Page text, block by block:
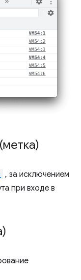
, за исключением
при входе в